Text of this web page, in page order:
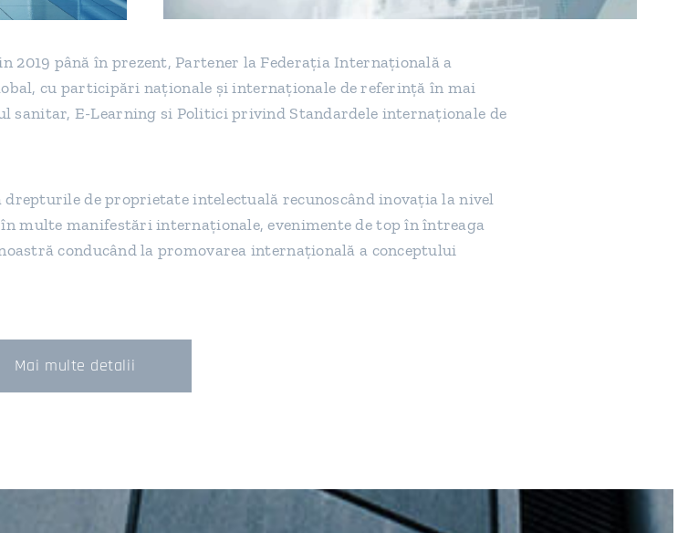
până în prezent, Partener la Federaţia Internaţională a
cu participări naţionale şi internaţionale de referinţă în mai
sanitar, E-Learning si Politici privind Standardele internaţionale de
de proprietate intelectuală recunoscând inovaţia la nivel
multe manifestări internaţionale, evenimente de top în întreaga
conducând la promovarea internaţională a conceptului
Mai multe detalii